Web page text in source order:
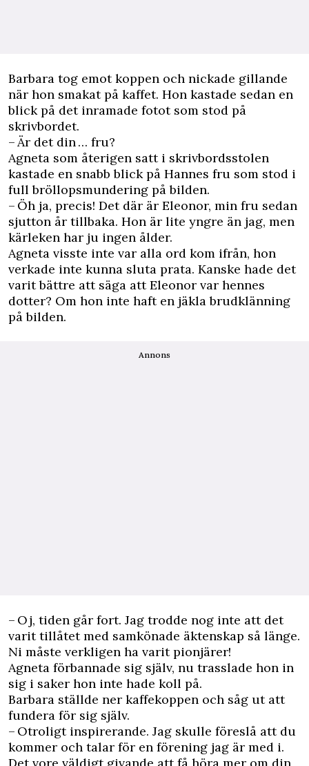
Barbara tog emot koppen och nickade gillande
när hon smakat på kaffet. Hon kastade sedan en
blick på det inramade fotot som stod på
skrivbordet.
– Är det din … fru?
Agneta som återigen satt i skrivbordsstolen
kastade en snabb blick på Hannes fru som stod i
full bröllopsmundering på bilden.
– Öh ja, precis! Det där är Eleonor, min fru sedan
sjutton år tillbaka. Hon är lite yngre än jag, men
kärleken har ju ingen ålder.
Agneta visste inte var alla ord kom ifrån, hon
verkade inte kunna sluta prata. Kanske hade det
varit bättre att säga att Eleonor var hennes
dotter? Om hon inte haft en jäkla brudklänning
på bilden.
Annons
– Oj, tiden går fort. Jag trodde nog inte att det
varit tillåtet med samkönade äktenskap så länge.
Ni måste verkligen ha varit pionjärer!
Agneta förbannade sig själv, nu trasslade hon in
sig i saker hon inte hade koll på.
Barbara ställde ner kaffekoppen och såg ut att
fundera för sig själv.
– Otroligt inspirerande. Jag skulle föreslå att du
kommer och talar för en förening jag är med i.